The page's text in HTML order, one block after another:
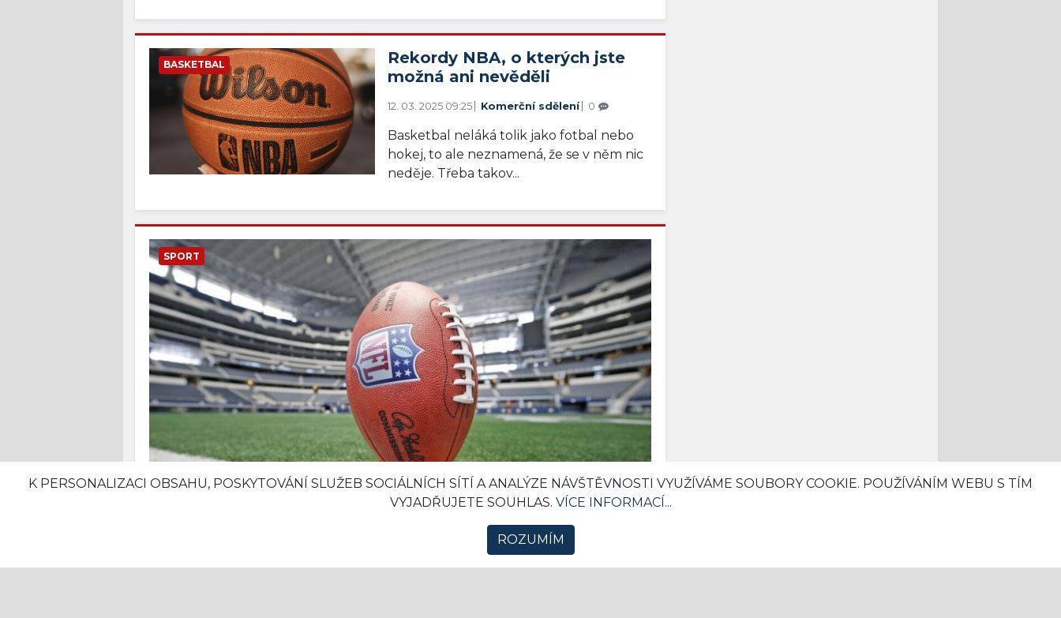
BASKETBAL
Rekordy NBA, o kterých jste
možná ani nevěděli
12. 03. 2025 09:25 Komerční sdělení 0
Basketbal neláká tolik jako fotbal nebo
hokej, to ale neznamená, že se v něm nic
neděje. Třeba takov...
SPORT
Stručná historie nejoblíbenějších sportů USA
K PERSONALIZACI OBSAHU, POSKYTOVÁNÍ SLUŽEB SOCIÁLNÍCH SÍTÍ A ANALÝZE NÁVŠTĚVNOSTI VYUŽÍVÁME SOUBORY COOKIE. POUŽÍVÁNÍM WEBU S TÍM
VYJADŘUJETE SOUHLAS. VÍCE INFORMACÍ...
ROZUMÍM